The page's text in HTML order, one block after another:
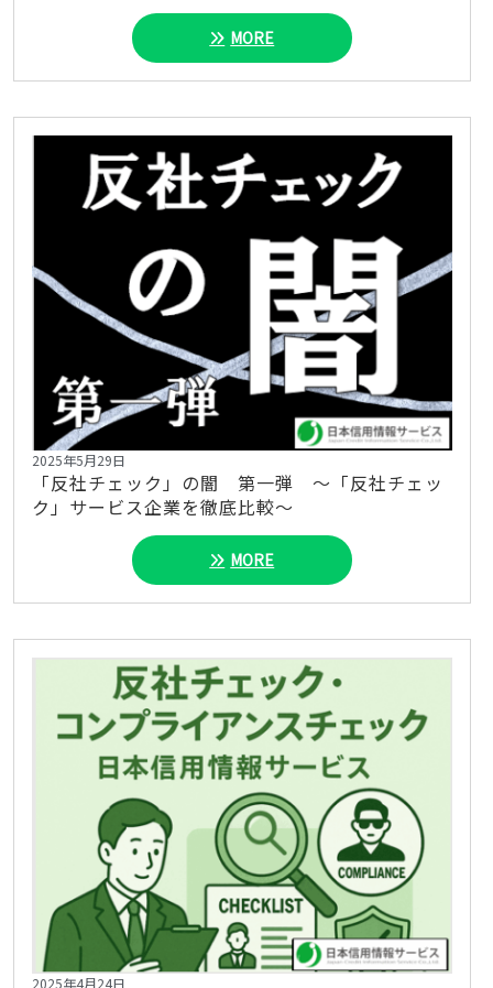
MORE
2025年5月29日
「反社チェック」の闇 第一弾 ～「反社チェッ
ク」サービス企業を徹底比較～
MORE
2025年4月24日